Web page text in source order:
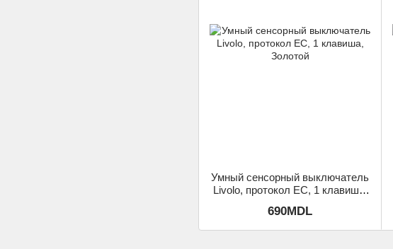
Умный сенсорный выключатель
Livolo, протокол ЕС, 1 клавиша,
690MDL